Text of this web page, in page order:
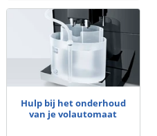
Hulp bij het onderhoud
van je volautomaat